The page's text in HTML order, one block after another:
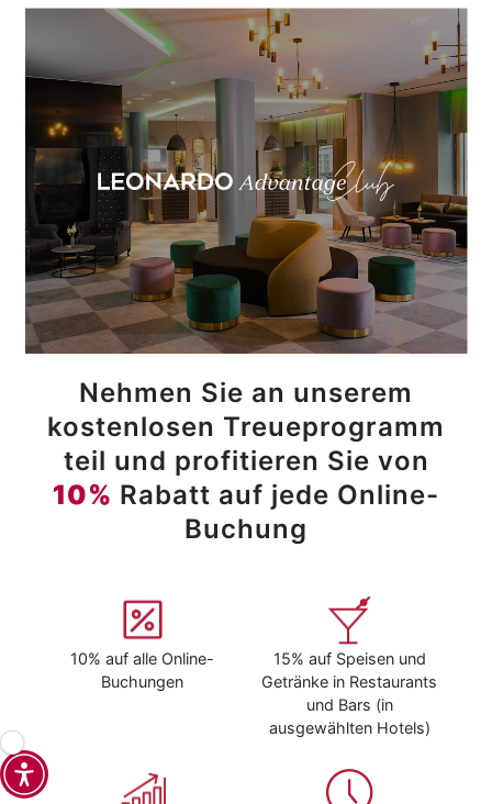
Nehmen Sie an unserem
kostenlosen Treueprogramm
teil und profitieren Sie von
10% Rabatt auf jede Online-
Buchung
10% auf alle Online-
Buchungen
15% auf Speisen und
Getränke in Restaurants
und Bars (in
ausgewählten Hotels)